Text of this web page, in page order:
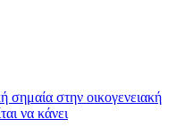
στην οικογενειακή
να κάνει